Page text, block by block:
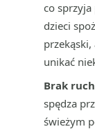
co sprzyja
dzieci
unikać
Brak
spędza
świeżym